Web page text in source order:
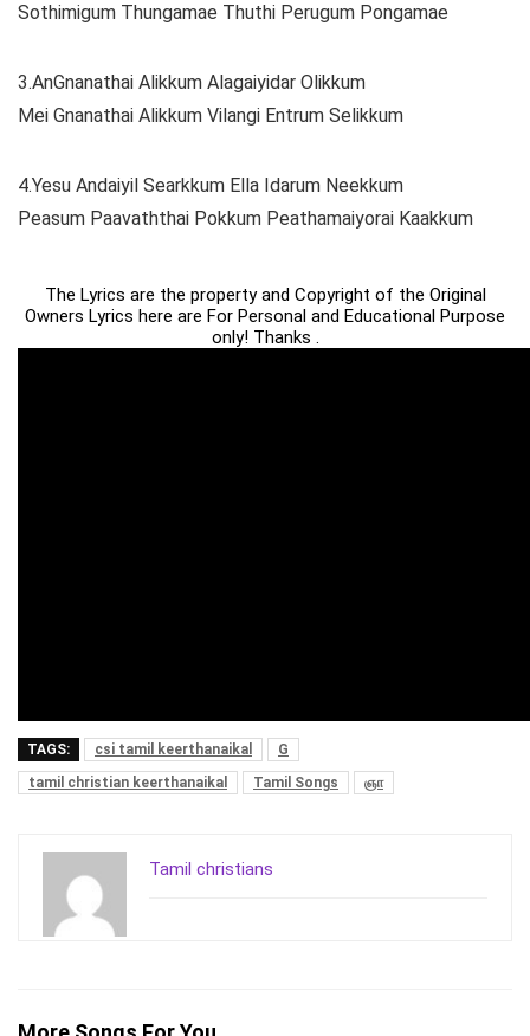
Sothimigum Thungamae Thuthi Perugum Pongamae
3.AnGnanathai Alikkum Alagaiyidar Olikkum
Mei Gnanathai Alikkum Vilangi Entrum Selikkum
4.Yesu Andaiyil Searkkum Ella Idarum Neekkum
Peasum Paavaththai Pokkum Peathamaiyorai Kaakkum
The Lyrics are the property and Copyright of the Original
Owners Lyrics here are For Personal and Educational Purpose
only! Thanks .
TAGS: csi tamil keerthanaikal
G
tamil christian keerthanaikal
Tamil Songs ஞா
Tamil christians